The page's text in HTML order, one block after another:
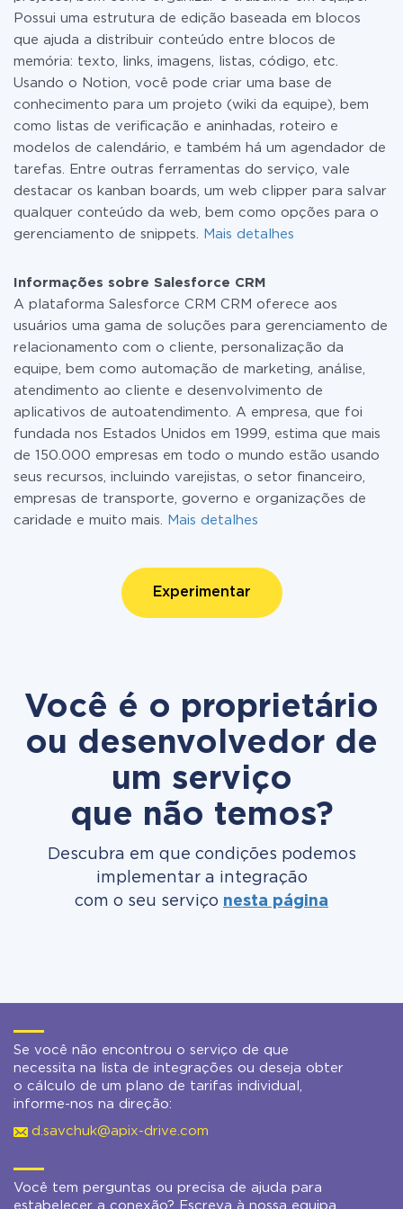
Possui uma estrutura de edição baseada em blocos
que ajuda a distribuir conteúdo entre blocos de
memória: texto, links, imagens, listas, código, etc.
Usando o Notion, você pode criar uma base de
conhecimento para um projeto (wiki da equipe), bem
como listas de verificação e aninhadas, roteiro e
modelos de calendário, e também há um agendador de
tarefas. Entre outras ferramentas do serviço, vale
destacar os kanban boards, um web clipper para salvar
qualquer conteúdo da web, bem como opções para o
gerenciamento de snippets.
Mais detalhes
Informações sobre Salesforce CRM
A plataforma Salesforce CRM CRM oferece aos
usuários uma gama de soluções para gerenciamento de
relacionamento com o cliente, personalização da
equipe, bem como automação de marketing, análise,
atendimento ao cliente e desenvolvimento de
aplicativos de autoatendimento. A empresa, que foi
fundada nos Estados Unidos em 1999, estima que mais
de 150.000 empresas em todo o mundo estão usando
seus recursos, incluindo varejistas, o setor financeiro,
empresas de transporte, governo e organizações de
caridade e muito mais.
Mais detalhes
Experimentar
Você é o proprietário
ou desenvolvedor de
um serviço
que não temos?
Descubra em que condições podemos
implementar a integração
com o seu serviço nesta página
Se você não encontrou o serviço de que
necessita na lista de integrações ou deseja obter
o cálculo de um plano de tarifas individual,
informe-nos na direção:
d.savchuk@apix-drive.com
Você tem perguntas ou precisa de ajuda para
estabelecer a conexão? Escreva à nossa equipa